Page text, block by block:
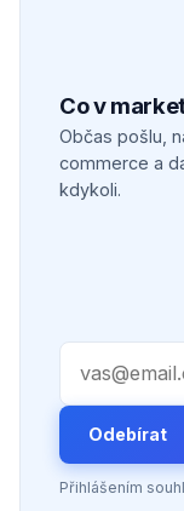
Co v
Občas pošlu,
commerce a
kdykoli.
Odebírat
Přihlášením